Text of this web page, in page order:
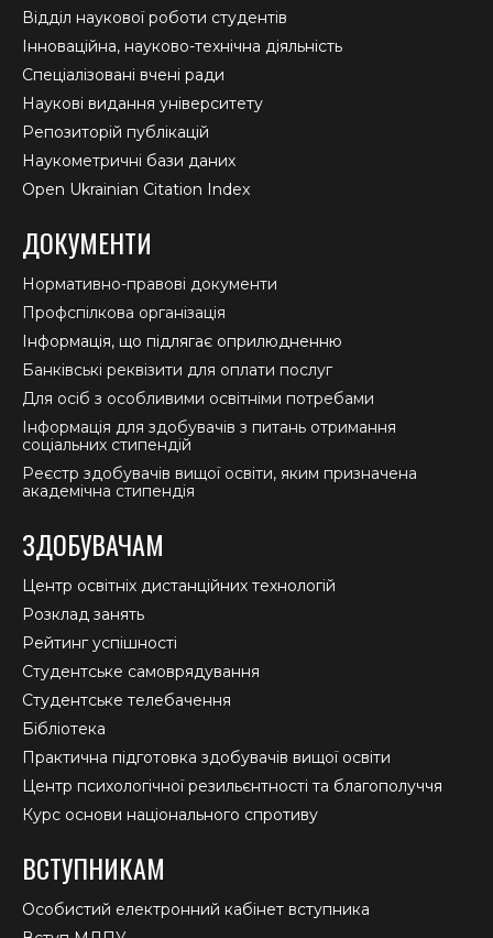
Відділ наукової роботи студентів
Інноваційна, науково-технічна діяльність
Спеціалізовані вчені ради
Наукові видання університету
Репозиторій публікацій
Наукометричні бази даних
Open Ukrainian Citation Index
ДОКУМЕНТИ
Нормативно-правові документи
Профспілкова організація
Інформація, що підлягає оприлюдненню
Банківські реквізити для оплати послуг
Для осіб з особливими освітніми потребами
Інформація для здобувачів з питань отримання
соціальних стипендій
Реєстр здобувачів вищої освіти, яким призначена
академічна стипендія
ЗДОБУВАЧАМ
Центр освітніх дистанційних технологій
Розклад занять
Рейтинг успішності
Студентське самоврядування
Студентське телебачення
Бібліотека
Практична підготовка здобувачів вищої освіти
Центр психологічної резильєнтності та благополуччя
Курс основи національного спротиву
ВСТУПНИКАМ
Особистий електронний кабінет вступника